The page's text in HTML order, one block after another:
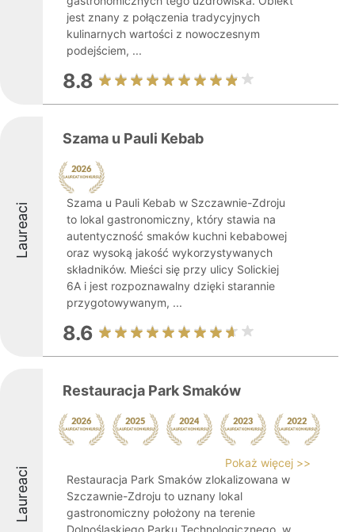
jest znany z połączenia tradycyjnych
kulinarnych wartości z nowoczesnym
podejściem, ...
8.8
Laureaci
Szama u Pauli Kebab
Szama u Pauli Kebab w Szczawnie-Zdroju
to lokal gastronomiczny, który stawia na
autentyczność smaków kuchni kebabowej
oraz wysoką jakość wykorzystywanych
składników. Mieści się przy ulicy Solickiej
6A i jest rozpoznawalny dzięki starannie
przygotowywanym, ...
8.6
Laureaci
Restauracja Park Smaków
Pokaż więcej >>
Restauracja Park Smaków zlokalizowana w
Szczawnie-Zdroju to uznany lokal
gastronomiczny położony na terenie
Dolnośląskiego Parku Technologicznego, w